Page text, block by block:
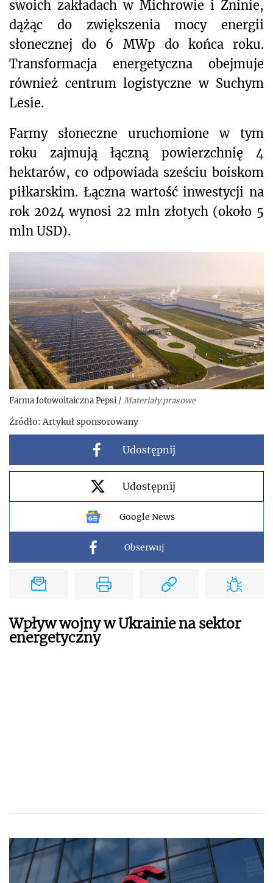
swoich zakładach w Michrowie i Żninie,
dążąc do zwiększenia mocy energii
słonecznej do 6 MWp do końca roku.
Transformacja energetyczna obejmuje
również centrum logistyczne w Suchym
Lesie.
Farmy słoneczne uruchomione w tym
roku zajmują łączną powierzchnię 4
hektarów, co odpowiada sześciu boiskom
piłkarskim. Łączna wartość inwestycji na
rok 2024 wynosi 22 mln złotych (około 5
mln USD).
Farma fotowoltaiczna Pepsi/ Materiały prasowe
Źródło:Artykuł sponsorowany
Udostępnij
Udostępnij
Google News
Obserwuj
Wpływ wojny w Ukrainie na sektor
energetyczny